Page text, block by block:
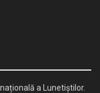
a Lunetiștilor.